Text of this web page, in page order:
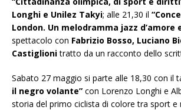
Longhi e Unilez Takyi; alle 21,30 il
London. Un melodramma jazz d’amore
spettacolo con Fabrizio Bosso, Luciano
Castiglionitratto da un racconto dello
Sabato 27 maggio si parte alle 18,30 con il
il negro volante” con Lorenzo Longhi e
storia del primo ciclista di colore tra sport e